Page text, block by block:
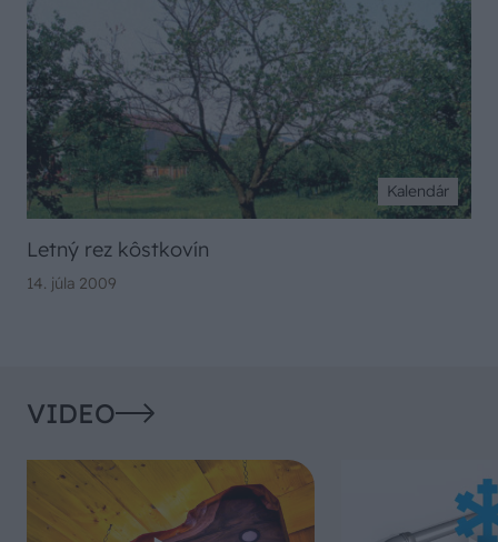
Kalendár
Letný rez kôstkovín
14. júla 2009
VIDEO